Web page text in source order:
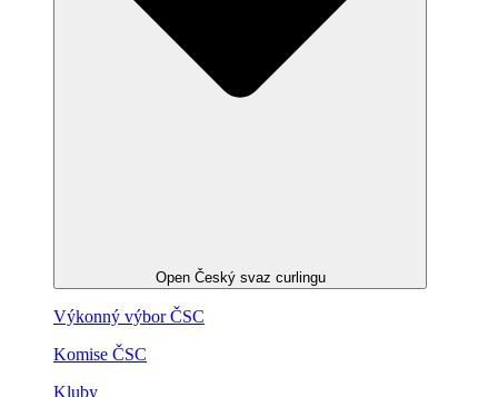
Open Český svaz curlingu
Výkonný výbor ČSC
Komise ČSC
Kluby